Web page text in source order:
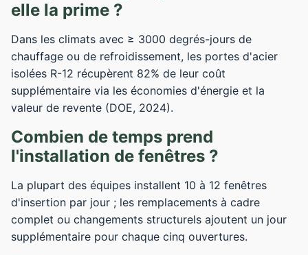
elle la prime ?
Dans les climats avec ≥ 3000 degrés-jours de
chauffage ou de refroidissement, les portes d'acier
isolées R-12 récupèrent 82% de leur coût
supplémentaire via les économies d'énergie et la
valeur de revente (DOE, 2024).
Combien de temps prend
l'installation de fenêtres ?
La plupart des équipes installent 10 à 12 fenêtres
d'insertion par jour ; les remplacements à cadre
complet ou changements structurels ajoutent un jour
supplémentaire pour chaque cinq ouvertures.